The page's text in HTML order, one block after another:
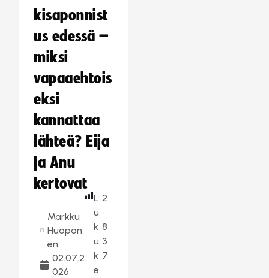
kisaponnist
us edessä –
miksi
vapaaehtois
eksi
kannattaa
lähteä? Eija
ja Anu
kertovat
Markku
Huopon
en
02.07.2
026
L
u
k
u
k
e
2
8
3
7